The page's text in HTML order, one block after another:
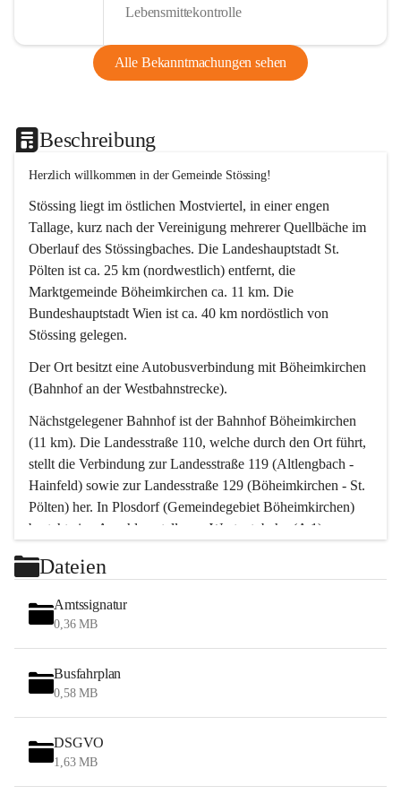
Lebensmittekontrolle
Alle Bekanntmachungen sehen
Beschreibung
Herzlich willkommen in der Gemeinde Stössing!
Stössing liegt im östlichen Mostviertel, in einer engen
Tallage, kurz nach der Vereinigung mehrerer Quellbäche im
Oberlauf des Stössingbaches. Die Landeshauptstadt St.
Pölten ist ca. 25 km (nordwestlich) entfernt, die
Marktgemeinde Böheimkirchen ca. 11 km. Die
Bundeshauptstadt Wien ist ca. 40 km nordöstlich von
Stössing gelegen.
Der Ort besitzt eine Autobusverbindung mit Böheimkirchen
(Bahnhof an der Westbahnstrecke).
Nächstgelegener Bahnhof ist der Bahnhof Böheimkirchen
(11 km). Die Landesstraße 110, welche durch den Ort führt,
stellt die Verbindung zur Landesstraße 119 (Altlengbach -
Hainfeld) sowie zur Landesstraße 129 (Böheimkirchen - St.
Pölten) her. In Plosdorf (Gemeindegebiet Böheimkirchen)
besteht eine Anschlussstelle zur Westautobahn (A 1).
Wien erreicht man in ca. 45 Minuten.
Stössing zählt noch zum Naherholungsraum Wien sowie
zum Naherholungsraum St. Pölten. Viele Bauernhöfe hatten
„ihre Wiener“. Seit 1960 bauten viele Wiener
Wochenendhäuser im Gemeindegebiet. Wegen des
waldreichen Jagdgebietes haben viele Jagdpächter ihre
Das Wandern ist aus touristischer Sicht die bedeutendste
Tätigkeit. Das hügelige Gebiet mit Wanderwegen durch
Wiesen, Wälder und Obstkulturen lädt dazu ein. Gefördert
Dateien
Amtssignatur
0,36 MB
Busfahrplan
0,58 MB
DSGVO
1,63 MB